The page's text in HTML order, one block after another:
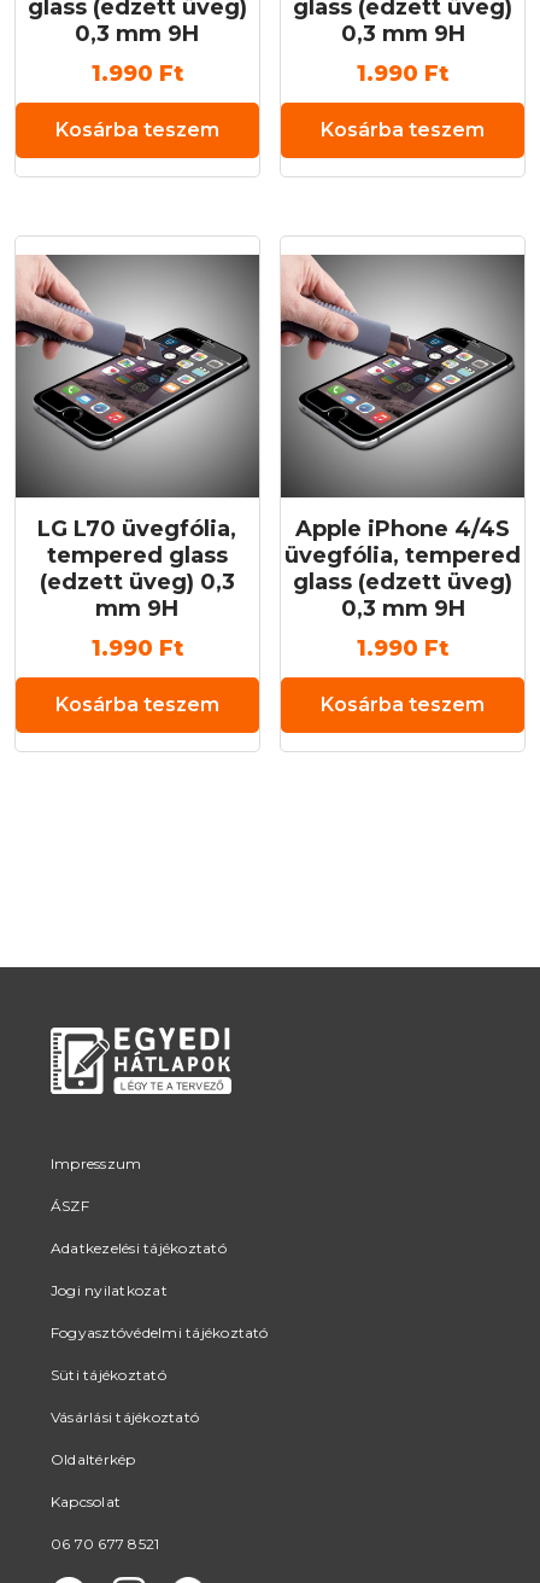
glass (edzett üveg)
0,3 mm 9H
1.990 Ft
Kosárba teszem
glass (edzett üveg)
0,3 mm 9H
1.990 Ft
Kosárba teszem
LG L70 üvegfólia,
tempered glass
(edzett üveg) 0,3
mm 9H
1.990 Ft
Kosárba teszem
Apple iPhone 4/4S
üvegfólia, tempered
glass (edzett üveg)
0,3 mm 9H
1.990 Ft
Kosárba teszem
Impresszum
ÁSZF
Adatkezelési tájékoztató
Jogi nyilatkozat
Fogyasztóvédelmi tájékoztató
Süti tájékoztató
Vásárlási tájékoztató
Oldaltérkép
Kapcsolat
06 70 677 8521